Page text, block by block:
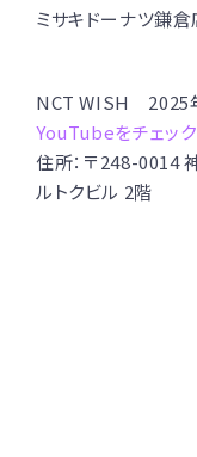
ミサキドーナツ鎌倉
NCT WISH 2025
YouTubeをチェック
住所：〒248-0014
ルトクビル 2階